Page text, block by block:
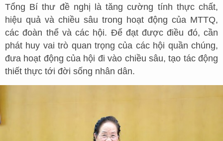
Tổng Bí thư đề nghị là tăng cường tính thực chất,
hiệu quả và chiều sâu trong hoạt động của MTTQ,
các đoàn thể và các hội. Để đạt được điều đó, cần
phát huy vai trò quan trọng của các hội quần chúng,
đưa hoạt động của hội đi vào chiều sâu, tạo tác động
thiết thực tới đời sống nhân dân.